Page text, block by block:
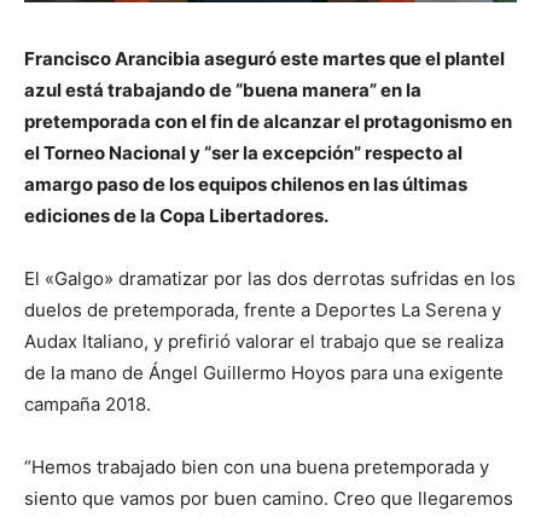
Francisco Arancibia aseguró este martes que el plantel
azul está trabajando de “buena manera” en la
pretemporada con el fin de alcanzar el protagonismo en
el Torneo Nacional y “ser la excepción” respecto al
amargo paso de los equipos chilenos en las últimas
ediciones de la Copa Libertadores.
El «Galgo» dramatizar por las dos derrotas sufridas en los
duelos de pretemporada, frente a Deportes La Serena y
Audax Italiano, y prefirió valorar el trabajo que se realiza
de la mano de Ángel Guillermo Hoyos para una exigente
campaña 2018.
“Hemos trabajado bien con una buena pretemporada y
siento que vamos por buen camino. Creo que llegaremos